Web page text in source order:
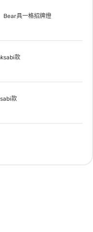
Bear具一格招牌燈
款
款